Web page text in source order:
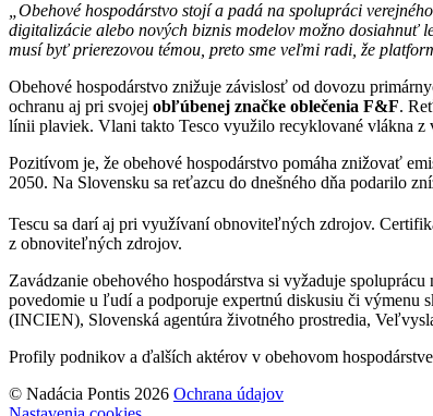
„Obehové hospodárstvo stojí a padá na spolupráci
digitalizácie alebo nových biznis modelov možno dosiahnuť
musí byť prierezovou témou, preto sme veľmi radi, že
Obehové hospodárstvo znižuje závislosť od dovozu
ochranu aj pri svojej obľúbenej značke oblečenia F&F.
línii plaviek. Vlani takto Tesco využilo recyklované vlákna z
Pozitívom je, že obehové hospodárstvo pomáha znižovať
2050. Na Slovensku sa reťazcu do dnešného dňa podarilo
Tescu sa darí aj pri využívaní obnoviteľných zdrojov.
z obnoviteľných zdrojov.
Zavádzanie obehového hospodárstva si vyžaduje
povedomie u ľudí a podporuje expertnú diskusiu či výmenu
(INCIEN), Slovenská agentúra životného prostredia,
Profily podnikov a ďalších aktérov v obehovom
© Nadácia Pontis 2026 Ochrana údajov